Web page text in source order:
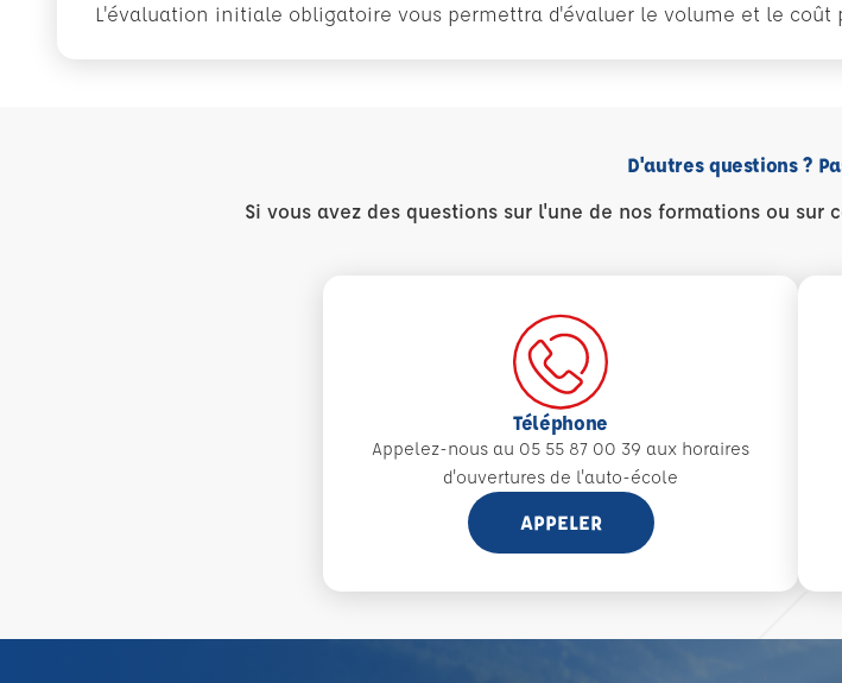
L'évaluation initiale obligatoire vous permettra d'évaluer le volume et le
D'autres questions ?
Si vous avez des questions sur l'une de nos formations ou sur
Téléphone
Appelez-nous au 05 55 87 00 39 aux horaires
d'ouvertures de l'auto-école
APPELER